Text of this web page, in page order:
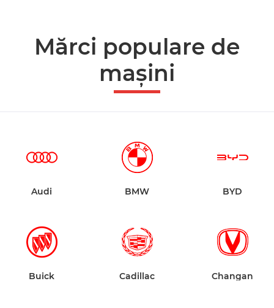
Mărci populare de
mașini
Audi BMW BYD
Buick Cadillac Changan